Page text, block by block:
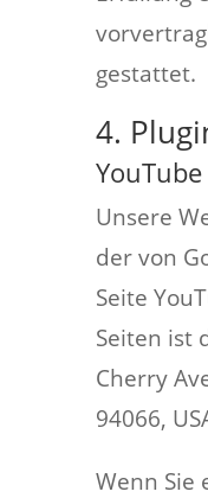
gestattet.
4.
YouTube
Unsere
der von
Seite
Seiten ist
Cherry
94066,
Wenn Sie